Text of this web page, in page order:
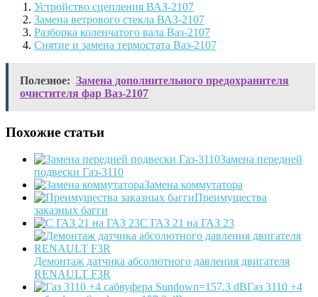
Устройство сцепления ВАЗ-2107
Замена ветрового стекла ВАЗ-2107
Разборка коленчатого вала Ваз-2107
Снятие и замена термостата Ваз-2107
Полезное: Замена дополнительного предохранителя
очистителя фар Ваз-2107
Похожие статьи
Замена передней
подвески Газ-3110
Замена коммутатора
Преимущества
заказных багги
С ГАЗ 21 на ГАЗ 23
Демонтаж датчика абсолютного давления двигателя
RENAULT F3R
Газ 3110 +4